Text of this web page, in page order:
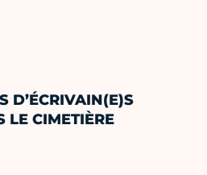
D’ÉCRIVAIN(E)S
LE CIMETIÈRE